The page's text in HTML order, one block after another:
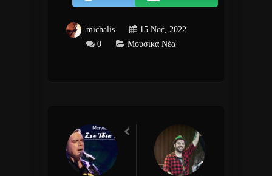
michalis
15 Νοέ, 2022
0
Μουσικά Νέα